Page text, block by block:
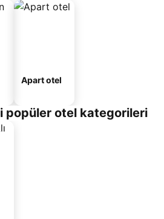
Apart otel
popüler otel kategorileri